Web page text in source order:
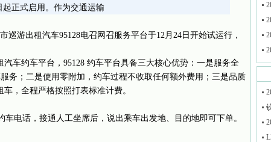
起正式启用。作为交通运输
巡游出租汽车95128电召网召服务平台于12月24日开始试运行，
车约车平台，95128 约车平台具备三大核心优势：一是服务全
务；二是使用零附加，约车过程不收取任何额外费用；三是品质
，全程严格按照打表标准计费。
车电话，接通人工坐席后，说出乘车出发地、目的地即可下单。